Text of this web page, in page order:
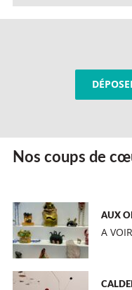
Nos coups de
AUX
A VOIR